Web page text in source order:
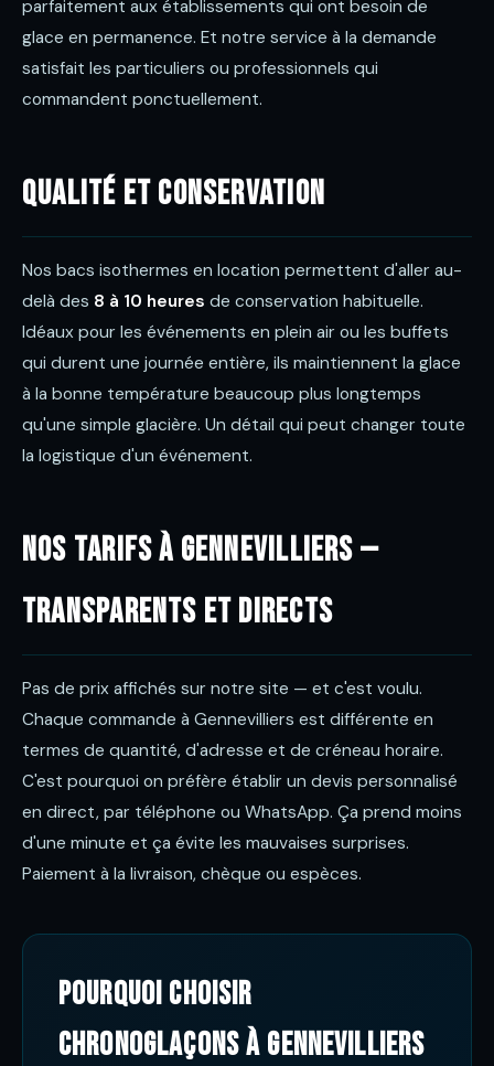
parfaitement aux établissements qui ont besoin de
glace en permanence. Et notre service à la demande
satisfait les particuliers ou professionnels qui
commandent ponctuellement.
Qualité et conservation
Nos bacs isothermes en location permettent d'aller au-
delà des 8 à 10 heures de conservation habituelle.
Idéaux pour les événements en plein air ou les buffets
qui durent une journée entière, ils maintiennent la glace
à la bonne température beaucoup plus longtemps
qu'une simple glacière. Un détail qui peut changer toute
la logistique d'un événement.
Nos tarifs à Gennevilliers —
transparents et directs
Pas de prix affichés sur notre site — et c'est voulu.
Chaque commande à Gennevilliers est différente en
termes de quantité, d'adresse et de créneau horaire.
C'est pourquoi on préfère établir un devis personnalisé
en direct, par téléphone ou WhatsApp. Ça prend moins
d'une minute et ça évite les mauvaises surprises.
Paiement à la livraison, chèque ou espèces.
Pourquoi choisir
ChronoGlaçons à Gennevilliers